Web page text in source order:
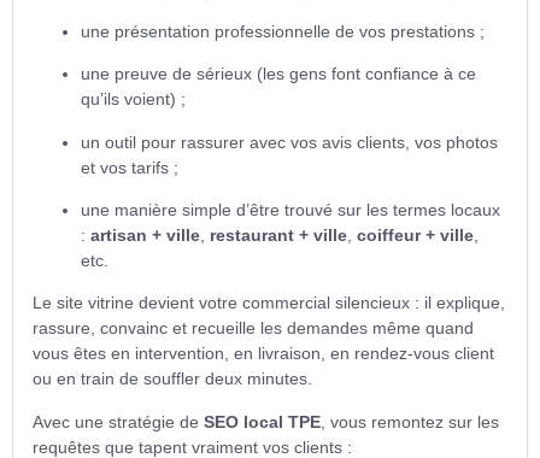
une présentation professionnelle de vos prestations ;
une preuve de sérieux (les gens font confiance à ce
qu’ils voient) ;
un outil pour rassurer avec vos avis clients, vos photos
et vos tarifs ;
une manière simple d’être trouvé sur les termes locaux
: artisan + ville restaurant + ville coiffeur + ville
etc.
Le site vitrine devient votre commercial silencieux : il explique,
rassure, convainc et recueille les demandes même quand
vous êtes en intervention, en livraison, en rendez-vous client
ou en train de souffler deux minutes.
Avec une stratégie de SEO local TPE , vous remontez sur les
requêtes que tapent vraiment vos clients :